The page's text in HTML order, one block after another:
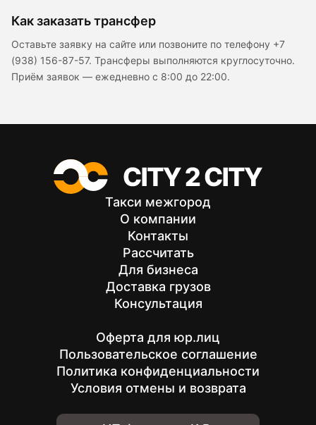
Как заказать трансфер
Оставьте заявку на сайте или позвоните по телефону +7
(938) 156-87-57. Трансферы выполняются круглосуточно.
Приём заявок — ежедневно с 8:00 до 22:00.
Такси межгород
О компании
Контакты
Рассчитать
Для бизнеса
Доставка грузов
Консультация
Оферта для юр.лиц
Пользовательское соглашение
Политика конфиденциальности
Условия отмены и возврата